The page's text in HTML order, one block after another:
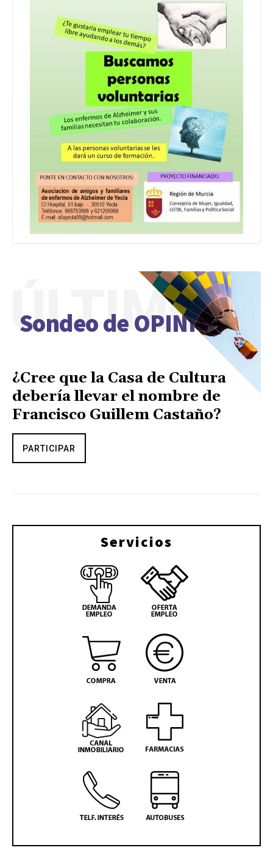
Sondeo de OPINIÓN
ÚLTIMO
¿Cree que la Casa de Cultura
debería llevar el nombre de
Francisco Guillem Castaño?
PARTICIPAR
Servicios